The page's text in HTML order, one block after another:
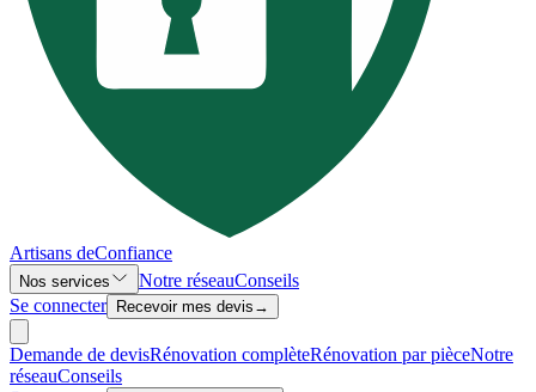
Artisans deConfiance
Nos services Notre réseauConseils
Se connecter
Recevoir mes devis →
Demande de devisRénovation complèteRénovation par pièceNotre
réseauConseils